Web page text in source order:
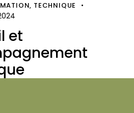
, TECHNIQUE
et